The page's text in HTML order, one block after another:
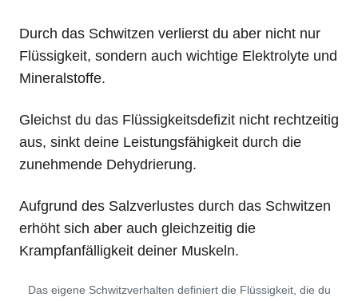
Durch das Schwitzen verlierst du aber nicht nur
Flüssigkeit, sondern auch wichtige Elektrolyte und
Mineralstoffe.
Gleichst du das Flüssigkeitsdefizit nicht rechtzeitig
aus, sinkt deine Leistungsfähigkeit durch die
zunehmende Dehydrierung.
Aufgrund des Salzverlustes durch das Schwitzen
erhöht sich aber auch gleichzeitig die
Krampfanfälligkeit deiner Muskeln.
Das eigene Schwitzverhalten definiert die Flüssigkeit, die du